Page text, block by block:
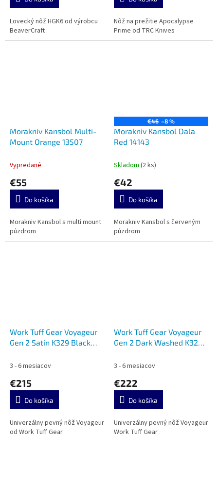
Lovecký nôž HGK6 od výrobcu
BeaverCraft
Nôž na prežitie Apocalypse
Prime od TRC Knives
Morakniv Kansbol Multi-
Mount Orange 13507
Vypredané
€55
Do košíka
Morakniv Kansbol s multi mount
púzdrom
€46 –8 %
Morakniv Kansbol Dala
Red 14143
Skladom (2 ks)
€42
Do košíka
Morakniv Kansbol s červeným
púzdrom
Work Tuff Gear Voyageur
Gen 2 Satin K329 Black
3 - 6 mesiacov
€215
Do košíka
Univerzálny pevný nôž Voyageur
od Work Tuff Gear
Work Tuff Gear Voyageur
Gen 2 Dark Washed K329
3 - 6 mesiacov
€222
Do košíka
Univerzálny pevný nôž Voyageur
Work Tuff Gear